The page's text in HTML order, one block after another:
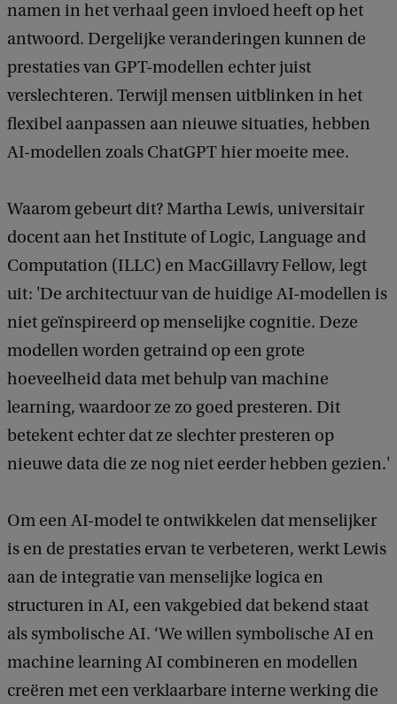
namen in het verhaal geen invloed heeft op het
antwoord. Dergelijke veranderingen kunnen de
prestaties van GPT-modellen echter juist
verslechteren. Terwijl mensen uitblinken in het
flexibel aanpassen aan nieuwe situaties, hebben
AI-modellen zoals ChatGPT hier moeite mee.
Waarom gebeurt dit? Martha Lewis, universitair
docent aan het Institute of Logic, Language and
Computation (ILLC) en MacGillavry Fellow, legt
uit: 'De architectuur van de huidige AI-modellen is
niet geïnspireerd op menselijke cognitie. Deze
modellen worden getraind op een grote
hoeveelheid data met behulp van machine
learning, waardoor ze zo goed presteren. Dit
betekent echter dat ze slechter presteren op
nieuwe data die ze nog niet eerder hebben gezien.'
Om een ​​AI-model te ontwikkelen dat menselijker
is en de prestaties ervan te verbeteren, werkt Lewis
aan de integratie van menselijke logica en
structuren in AI, een vakgebied dat bekend staat
als symbolische AI. ‘We willen symbolische AI ​​en
machine learning AI combineren en modellen
creëren met een verklaarbare interne werking die